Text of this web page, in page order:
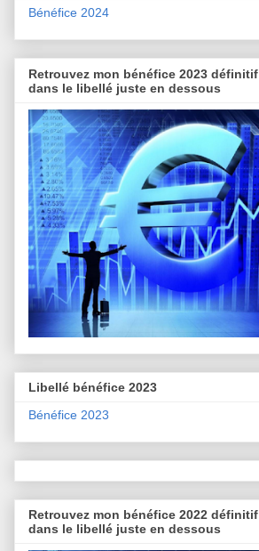
Bénéfice 2024
Retrouvez mon bénéfice 2023 définitif
dans le libellé juste en dessous
Libellé bénéfice 2023
Bénéfice 2023
Retrouvez mon bénéfice 2022 définitif
dans le libellé juste en dessous